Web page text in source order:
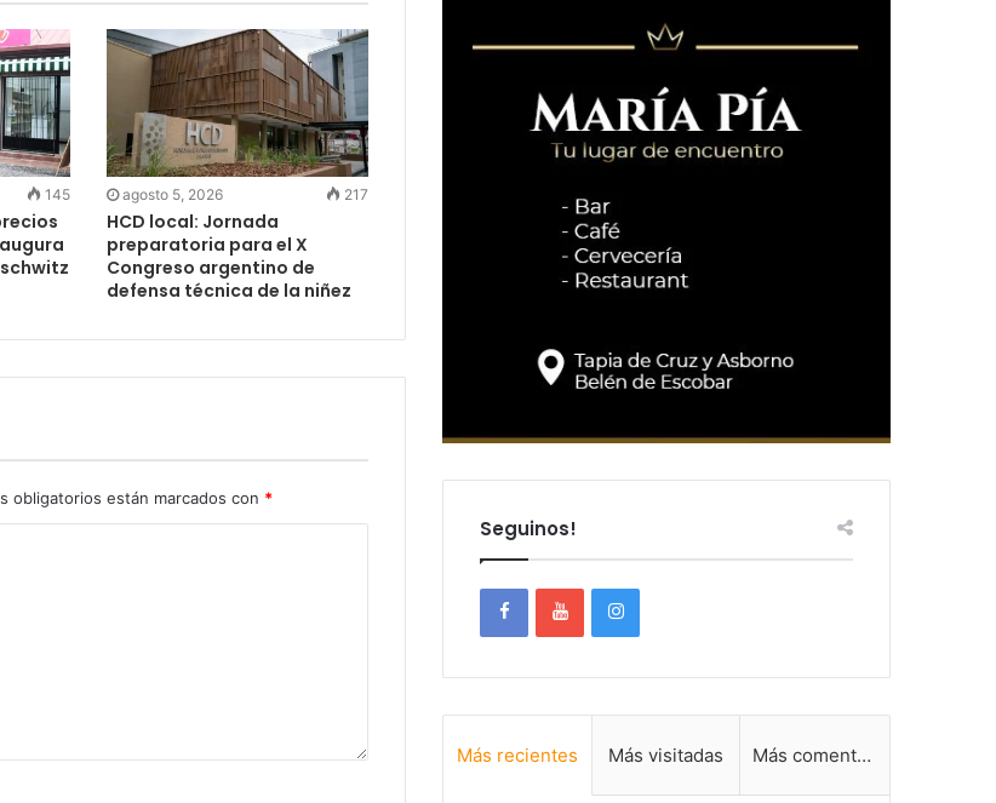
145 agosto 5, 2026 217
HCD local: Jornada
preparatoria para el X
Congreso argentino de
defensa técnica de la niñez
obligatorios están marcados con *
Seguinos!
Más recientes Más visitadas Más comentadas